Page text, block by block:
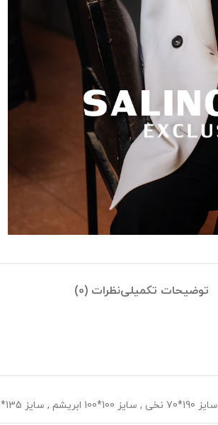
توضیحات تکمیلینظرات (0)
سایز 190*70 نخی , سایز 100*100 ابریشم , سایز 135*135 نخی